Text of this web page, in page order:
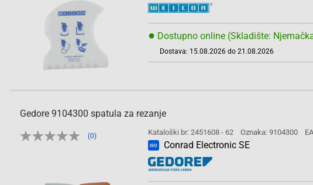
● Dostupno online (Skladište:
Dostava: 15.08.2026 do 21.08.2026
Gedore 9104300 spatula za rezanje
(0) Kataloški br: 2451608 - 62 Oznaka: 9104300
ISO Conrad Electronic SE